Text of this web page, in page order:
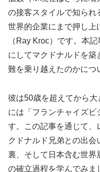
の接客スタイルで知られ
世界的企業にまで押し上
（Ray Kroc）です。本
にしてマクドナルドを築
難を乗り越えたのかにつ
彼は50歳を超えてから大
には「フランチャイズビ
す。この記事を通じて、
クドナルド兄弟との出会
裏、そして日本含む世界
の確立過程を学んでみま